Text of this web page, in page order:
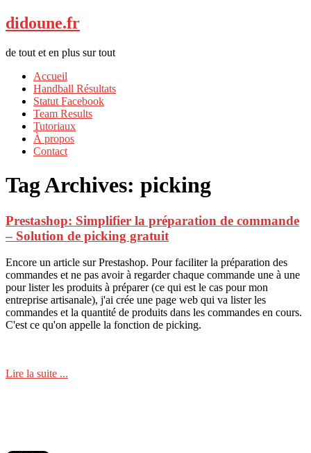
didoune.fr
de tout et en plus sur tout
Accueil
Handball Résultats
Statut Facebook
Team Results
Tutoriaux
À propos
Contact
Tag Archives: picking
Prestashop: Simplifier la préparation de commande
– Solution de picking gratuit
Encore un article sur Prestashop. Pour faciliter la préparation des
commandes et ne pas avoir à regarder chaque commande une à une
pour lister les produits à préparer (ce qui est le cas pour mon
entreprise artisanale), j'ai crée une page web qui va lister les
commandes et la quantité de produits dans les commandes en cours.
C'est ce qu'on appelle la fonction de picking.
Lire la suite ...